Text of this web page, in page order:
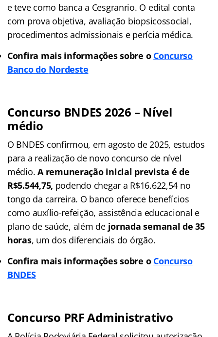
e teve como banca a Cesgranrio. O edital conta
com prova objetiva, avaliação biopsicossocial,
procedimentos admissionais e perícia médica.
Confira mais informações sobre o Concurso
Banco do Nordeste
Concurso BNDES 2026 – Nível
médio
O BNDES confirmou, em agosto de 2025, estudos
para a realização de novo concurso de nível
médio.A remuneração inicial prevista é de
R$5.544,75, podendo chegar a R$16.622,54 no
tongo da carreira. O banco oferece benefícios
como auxílio-refeição, assistência educacional e
plano de saúde, além de jornada semanal de 35
horas, um dos diferenciais do órgão.
Confira mais informações sobre o Concurso
BNDES
Concurso PRF Administrativo